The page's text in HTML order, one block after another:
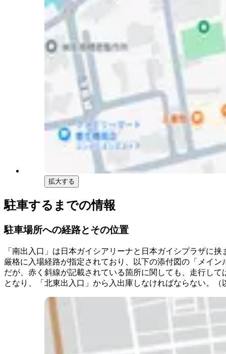
拡大する
駐車するまでの情報
駐車場所への経路とその位置
「南出入口」は日本ガイシアリーナと日本ガイシプラザに
厳格に入場経路が指定されており、以下の添付図の「メイ
だが、赤く斜線が記載されている箇所に関しても、走行して
となり、「北東出入口」から入出庫しなければならない。